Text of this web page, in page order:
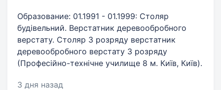
Образование: 01.1991 - 01.1999: Столяр
будівельний. Верстатник деревообробного
верстату. Столяр 3 розряду верстатник
деревообробного верстату 3 розряду
(Професійно-технічне училище 8 м. Київ, Київ).
3 дня назад